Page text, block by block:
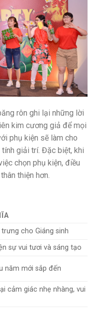
rôn ghi lại những lời
kim cương giả để mọi
phụ kiện sẽ làm cho
giải trí. Đặc biệt, khi
chọn phụ kiện, điều
thiện hơn.
cho Giáng sinh
sự vui tươi và sáng tạo
năm mới sắp đến
cảm giác nhẹ nhàng, vui